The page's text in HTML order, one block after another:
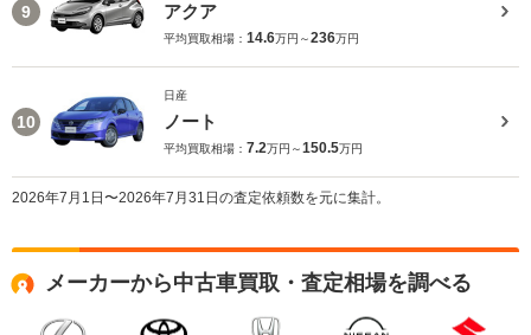
9 アクア
平均買取相場： 14.6万円～236万円
10
日産
ノート
平均買取相場： 7.2万円～150.5万円
2026年7月1日〜2026年7月31日の査定依頼数を元に集計。
メーカーから中古車買取・査定相場を調べる